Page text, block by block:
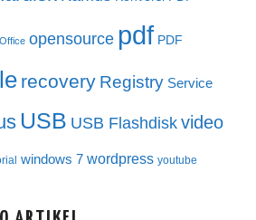
Office opensource pdf PDF
recovery Registry Service
USB USB Flashdisk video
windows 7 wordpress youtube